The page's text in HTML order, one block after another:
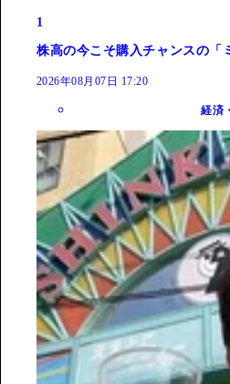
1
株高の今こそ購入チャンスの「
2026年08月07日 17:20
経済